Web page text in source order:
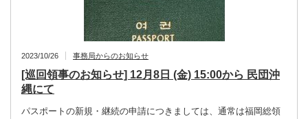
2023/10/26 事務局からのお知らせ
[巡回領事のお知らせ] 12月8日 (金) 15:00から 民団沖
縄にて
パスポートの新規・継続の申請につきましては、通常は福岡総領